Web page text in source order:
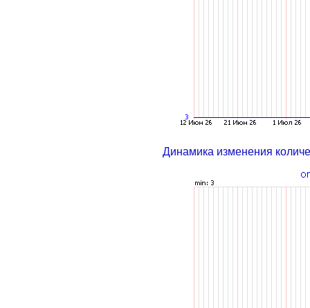
Динамика изменения